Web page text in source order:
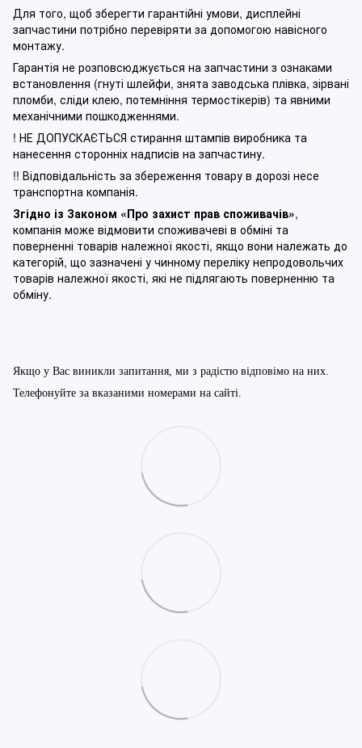
Для того, щоб зберегти гарантійні умови, дисплейні
запчастини потрібно перевіряти за допомогою навісного
монтажу.
Гарантія не розповсюджується на запчастини з ознаками
встановлення (гнуті шлейфи, знята заводська плівка, зірвані
пломби, сліди клею, потемніння термостікерів) та явними
механічними пошкодженнями.
! НЕ ДОПУСКАЄТЬСЯ стирання штампів виробника та
нанесення сторонніх надписів на запчастину.
!! Відповідальність за збереження товару в дорозі несе
транспортна компанія.
Згідно із Законом «Про захист прав споживачів»,
компанія може відмовити споживачеві в обміні та
поверненні товарів належної якості, якщо вони належать до
категорій, що зазначені у чинному переліку непродовольчих
товарів належної якості, які не підлягають поверненню та
обміну.
Якщо у Вас виникли запитання, ми з радістю відповімо на них.
Телефонуйте за вказаними номерами на сайті.